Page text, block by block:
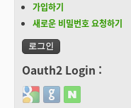
가입하기
새로운 비밀번호 요청하기
Oauth2 Login :
Login with Google
Login with GitHub
Login with Naver